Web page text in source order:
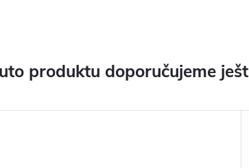
produktu doporučujeme